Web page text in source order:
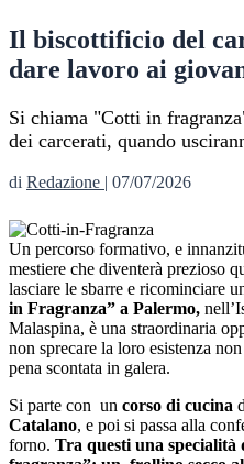
Il biscottificio del
dare lavoro ai
Si chiama "Cotti in
dei carcerati, quando
di Redazione | 07/07/2026
Un percorso formativo, e
mestiere che diventerà prezioso
lasciare le sbarre e ricominciare
in Fragranza” a Palermo,
Malaspina, è una straordinaria
non sprecare la loro esistenza
pena scontata in galera.
Si parte con un corso di cucina
Catalano, e poi si passa alla
forno. Tra questi una specialità